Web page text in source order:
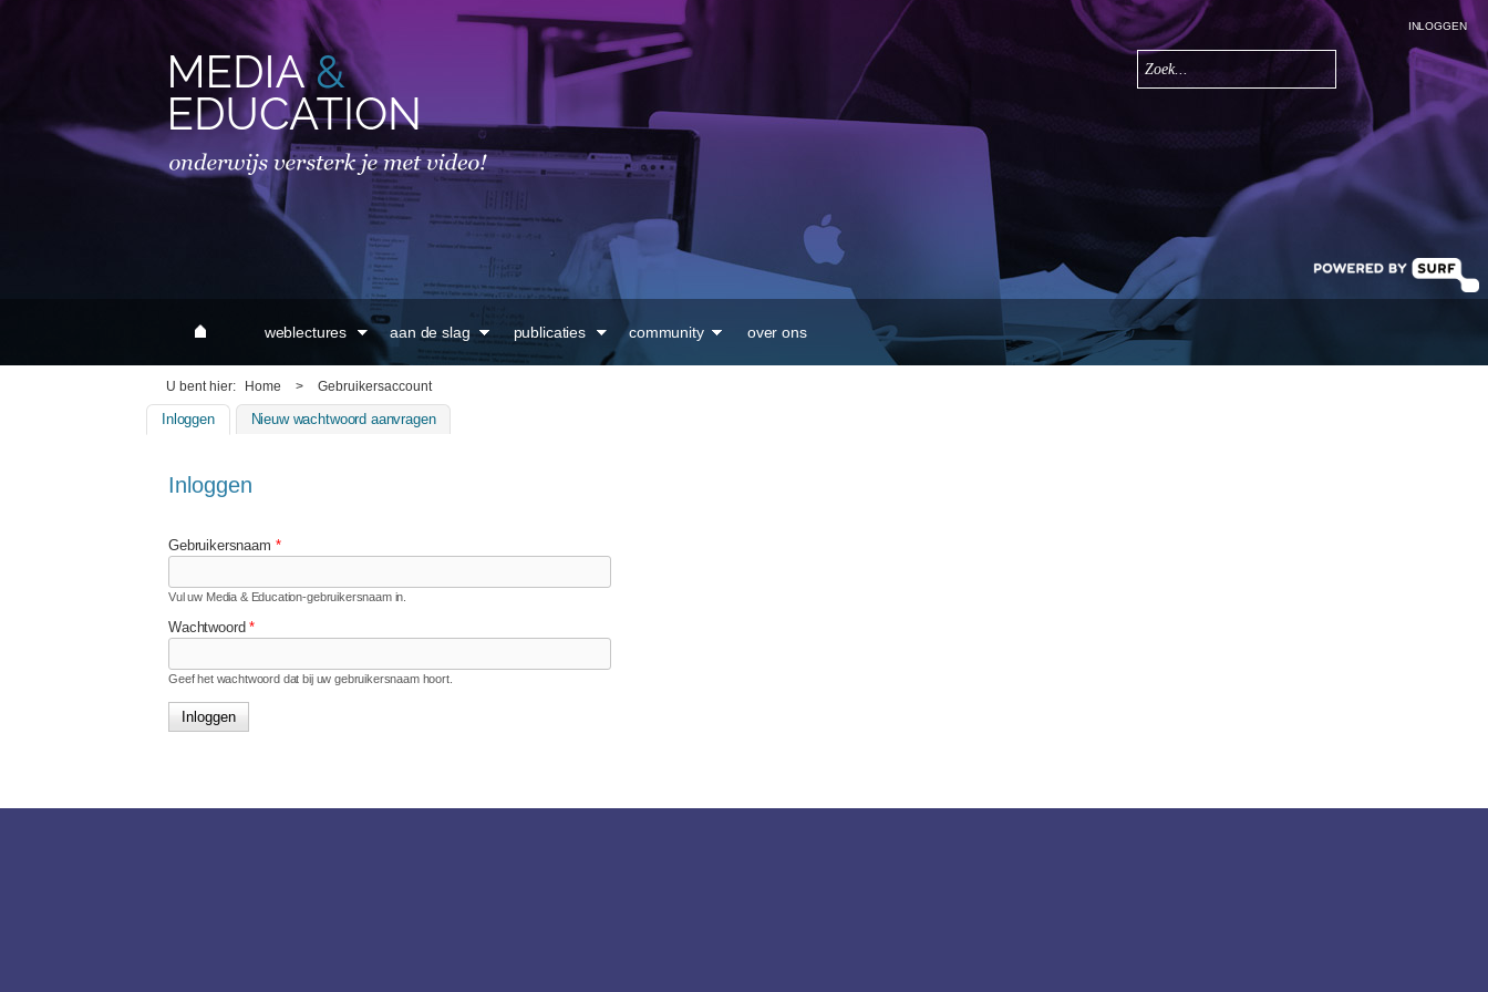
weblectures aan de slag publicaties community over ons
Zoekveld
Zoeken
INLOGGEN
U bent hier Home > Gebruikersaccount
Inloggen(actieve tabblad)
Nieuw wachtwoord aanvragen
Inloggen
Gebruikersnaam *
Vul uw Media & Education-gebruikersnaam in.
Wachtwoord*
Geef het wachtwoord dat bij uw gebruikersnaam hoort.